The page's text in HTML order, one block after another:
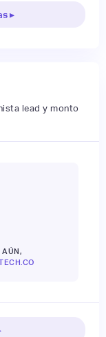
▸
lead y monto
AÚN,